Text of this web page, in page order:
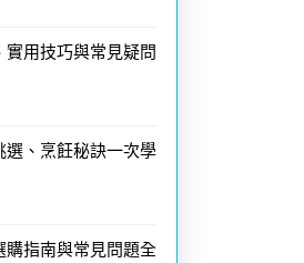
用技巧與常見疑問
選、烹飪秘訣一次學
購指南與常見問題全